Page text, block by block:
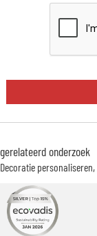
gerelateerd onderzoek
Decoratie personaliseren